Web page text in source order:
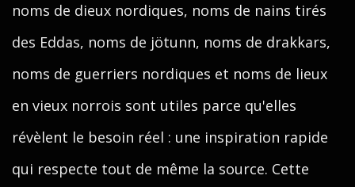
noms de dieux nordiques, noms de nains tirés
des Eddas, noms de jötunn, noms de drakkars,
noms de guerriers nordiques et noms de lieux
en vieux norrois sont utiles parce qu'elles
révèlent le besoin réel : une inspiration rapide
qui respecte tout de même la source. Cette